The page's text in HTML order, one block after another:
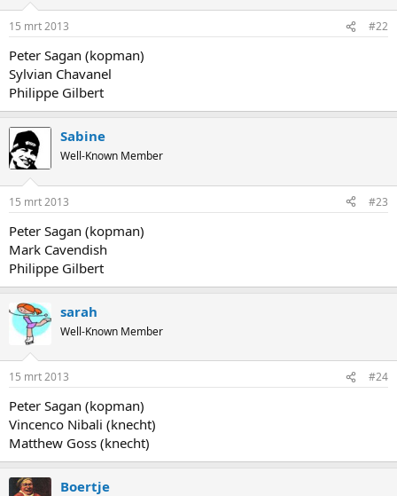
15 mrt 2013 #22
Peter Sagan (kopman)
Sylvian Chavanel
Philippe Gilbert
Sabine
Well-Known Member
15 mrt 2013 #23
Peter Sagan (kopman)
Mark Cavendish
Philippe Gilbert
sarah
Well-Known Member
15 mrt 2013 #24
Peter Sagan (kopman)
Vincenco Nibali (knecht)
Matthew Goss (knecht)
Boertje